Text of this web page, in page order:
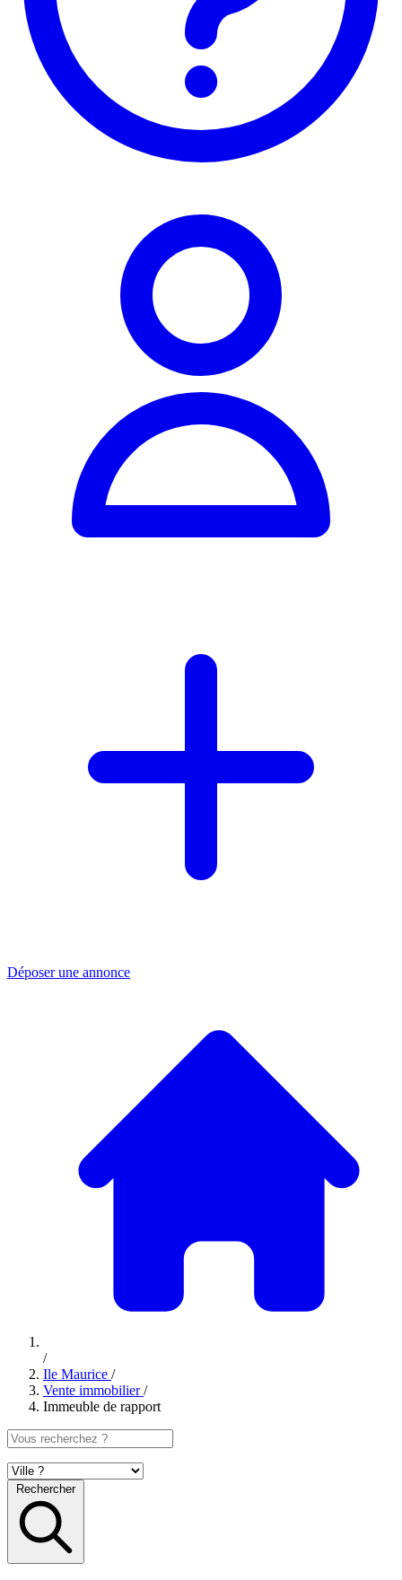
Déposer une annonce
/
Ile Maurice /
Vente immobilier /
Immeuble de rapport
Rechercher